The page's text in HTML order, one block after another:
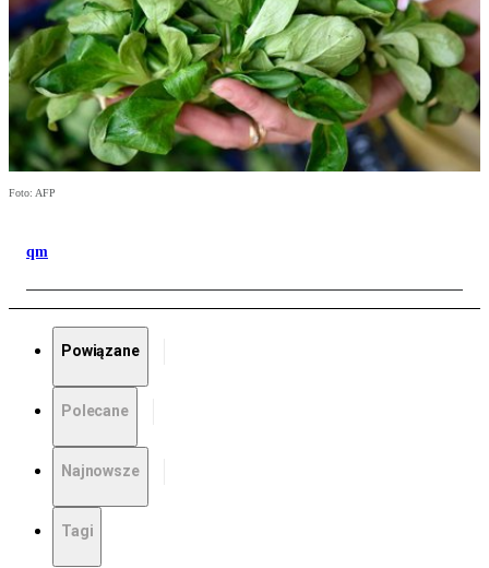
Foto: AFP
qm
Powiązane
Polecane
Najnowsze
Tagi